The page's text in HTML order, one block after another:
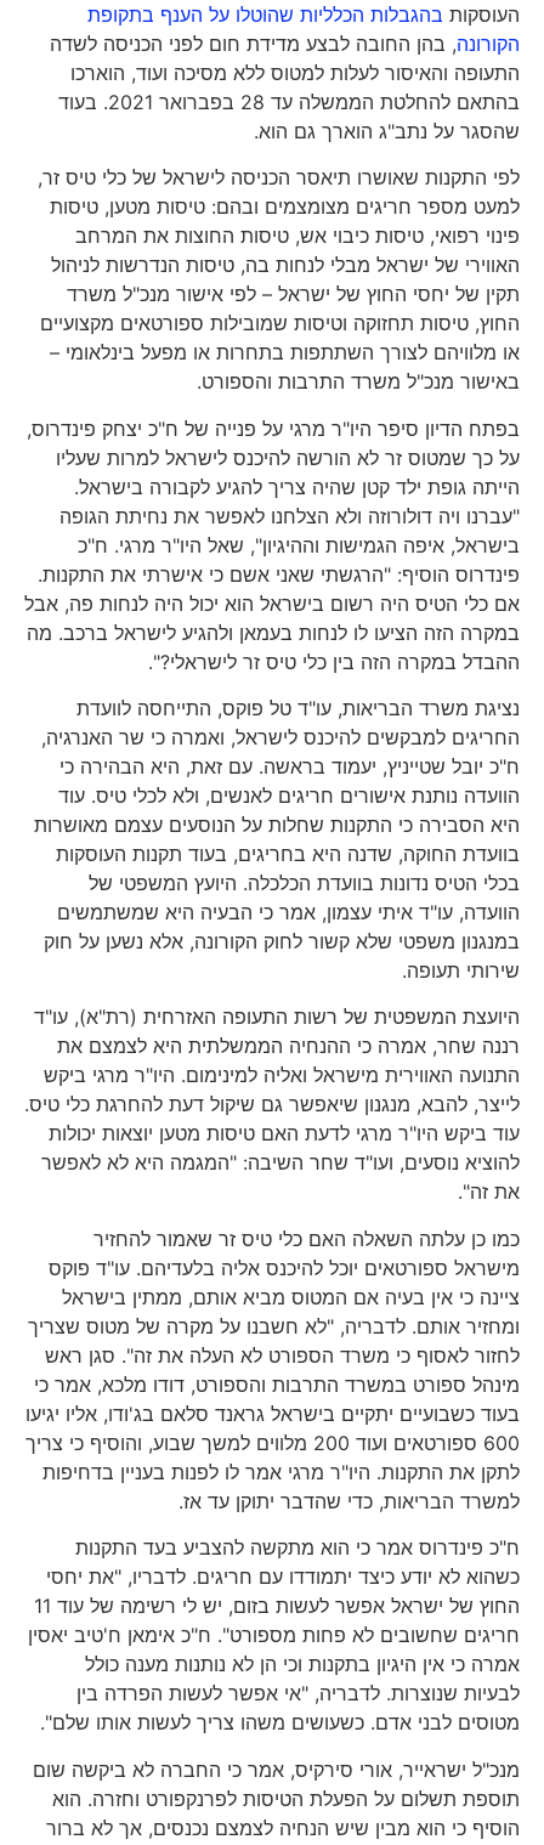
העוסקותבהגבלות הכלליות שהוטלו על הענף בתקופת
הקורונה, בהן החובה לבצע מדידת חום לפני הכניסה לשדה
התעופה והאיסור לעלות למטוס ללא מסיכה ועוד, הוארכו
בהתאם להחלטת הממשלה עד 28 בפברואר 2021. בעוד
שהסגר על נתב"ג הוארך גם הוא.
לפי התקנות שאושרו תיאסר הכניסה לישראל של כלי טיס זר,
למעט מספר חריגים מצומצמים ובהם: טיסות מטען, טיסות
פינוי רפואי, טיסות כיבוי אש, טיסות החוצות את המרחב
האווירי של ישראל מבלי לנחות בה, טיסות הנדרשות לניהול
תקין של יחסי החוץ של ישראל – לפי אישור מנכ"ל משרד
החוץ, טיסות תחזוקה וטיסות שמובילות ספורטאים מקצועיים
או מלוויהם לצורך השתתפות בתחרות או מפעל בינלאומי –
באישור מנכ"ל משרד התרבות והספורט.
בפתח הדיון סיפר היו"ר מרגי על פנייה של ח"כ יצחק פינדרוס,
על כך שמטוס זר לא הורשה להיכנס לישראל למרות שעליו
הייתה גופת ילד קטן שהיה צריך להגיע לקבורה בישראל.
"עברנו ויה דולורוזה ולא הצלחנו לאפשר את נחיתת הגופה
בישראל, איפה הגמישות וההיגיון", שאל היו"ר מרגי. ח"כ
פינדרוס הוסיף: "הרגשתי שאני אשם כי אישרתי את התקנות.
אם כלי הטיס היה רשום בישראל הוא יכול היה לנחות פה, אבל
במקרה הזה הציעו לו לנחות בעמאן ולהגיע לישראל ברכב. מה
ההבדל במקרה הזה בין כלי טיס זר לישראלי?".
נציגת משרד הבריאות, עו"ד טל פוקס, התייחסה לוועדת
החריגים למבקשים להיכנס לישראל, ואמרה כי שר האנרגיה,
ח"כ יובל שטייניץ, יעמוד בראשה. עם זאת, היא הבהירה כי
הוועדה נותנת אישורים חריגים לאנשים, ולא לכלי טיס. עוד
היא הסבירה כי התקנות שחלות על הנוסעים עצמם מאושרות
בוועדת החוקה, שדנה היא בחריגים, בעוד תקנות העוסקות
בכלי הטיס נדונות בוועדת הכלכלה. היועץ המשפטי של
הוועדה, עו"ד איתי עצמון, אמר כי הבעיה היא שמשתמשים
במנגנון משפטי שלא קשור לחוק הקורונה, אלא נשען על חוק
שירותי תעופה.
היועצת המשפטית של רשות התעופה האזרחית (רת"א), עו"ד
רננה שחר, אמרה כי ההנחיה הממשלתית היא לצמצם את
התנועה האווירית מישראל ואליה למינימום. היו"ר מרגי ביקש
לייצר, להבא, מנגנון שיאפשר גם שיקול דעת להחרגת כלי טיס.
עוד ביקש היו"ר מרגי לדעת האם טיסות מטען יוצאות יכולות
להוציא נוסעים, ועו"ד שחר השיבה: "המגמה היא לא לאפשר
את זה".
כמו כן עלתה השאלה האם כלי טיס זר שאמור להחזיר
מישראל ספורטאים יוכל להיכנס אליה בלעדיהם. עו"ד פוקס
ציינה כי אין בעיה אם המטוס מביא אותם, ממתין בישראל
ומחזיר אותם. לדבריה, "לא חשבנו על מקרה של מטוס שצריך
לחזור לאסוף כי משרד הספורט לא העלה את זה". סגן ראש
מינהל ספורט במשרד התרבות והספורט, דודו מלכא, אמר כי
בעוד כשבועיים יתקיים בישראל גראנד סלאם בג'ודו, אליו יגיעו
600 ספורטאים ועוד 200 מלווים למשך שבוע, והוסיף כי צריך
לתקן את התקנות. היו"ר מרגי אמר לו לפנות בעניין בדחיפות
למשרד הבריאות, כדי שהדבר יתוקן עד אז.
ח"כ פינדרוס אמר כי הוא מתקשה להצביע בעד התקנות
כשהוא לא יודע כיצד יתמודדו עם חריגים. לדבריו, "את יחסי
החוץ של ישראל אפשר לעשות בזום, יש לי רשימה של עוד 11
חריגים שחשובים לא פחות מספורט". ח"כ אימאן ח'טיב יאסין
אמרה כי אין היגיון בתקנות וכי הן לא נותנות מענה כולל
לבעיות שנוצרות. לדבריה, "אי אפשר לעשות הפרדה בין
מטוסים לבני אדם. כשעושים משהו צריך לעשות אותו שלם".
מנכ"ל ישראייר, אורי סירקיס, אמר כי החברה לא ביקשה שום
תוספת תשלום על הפעלת הטיסות לפרנקפורט וחזרה. הוא
הוסיף כי הוא מבין שיש הנחיה לצמצם נכנסים, אך לא ברור